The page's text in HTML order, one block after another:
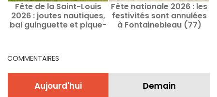
Fête de la Saint-Louis
2026 : joutes nautiques,
bal guinguette et pique-
Fête nationale 2026 : les
festivités sont annulées
à Fontainebleau (77)
COMMENTAIRES
Aujourd'hui Demain